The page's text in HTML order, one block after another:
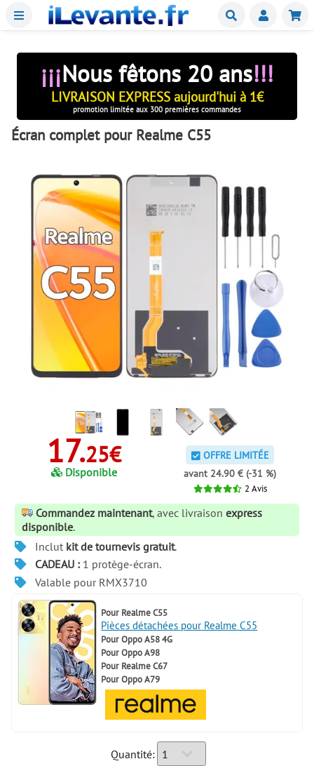
Menu Buscar
¡¡¡Nous fêtons 20 ans!!!
LIVRAISON EXPRESS aujourd'hui à 1€
promotion limitée aux 300 premières commandes
Écran complet pour Realme C55
17.25€
Disponible
OFFRE LIMITÉE
avant 24.90 € (-31 %)
2 Avis
Commandez maintenant, avec livraison express
disponible.
Inclut kit de tournevis gratuit.
CADEAU :1 protège-écran.
Valable pour RMX3710
Pour Realme C55
Pièces détachées pour Realme C55
Pour Oppo A58 4G
Pour Oppo A98
Pour Realme C67
Pour Oppo A79
Quantité: